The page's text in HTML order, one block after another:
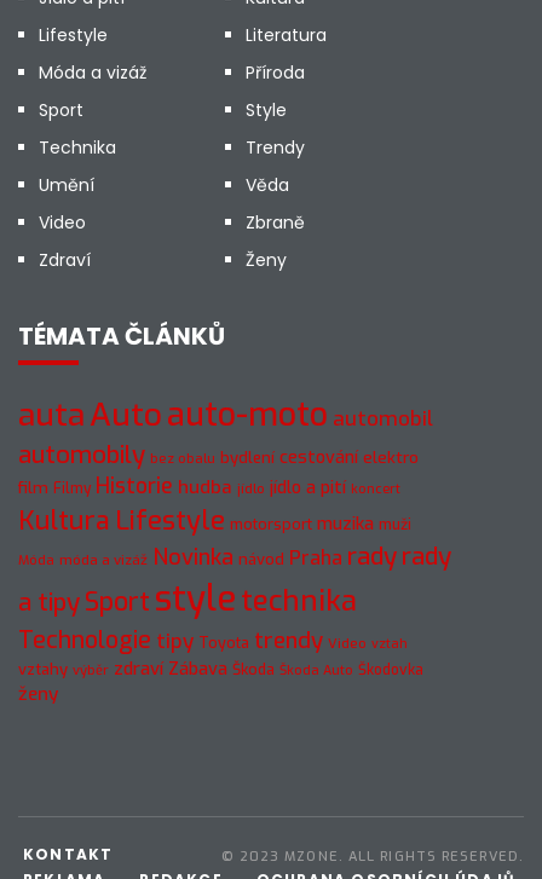
Lifestyle
Literatura
Móda a vizáž
Příroda
Sport
Style
Technika
Trendy
Umění
Věda
Video
Zbraně
Zdraví
Ženy
TÉMATA ČLÁNKŮ
autaAutoauto-moto automobil
automobily bez obalu bydlení cestování elektro
film Filmy Historie hudba jídlo jídlo a pití koncert
Kultura Lifestyle motorsport muzika muži
Móda móda a vizáž Novinka návod Praha radyrady
a tipySport styletechnika
Technologie tipy Toyota trendy Video vztah
vztahy výběr zdraví Zábava Škoda Škoda Auto Škodovka
ženy
© 2023 MZONE. ALL RIGHTS RESERVED.
KONTAKT